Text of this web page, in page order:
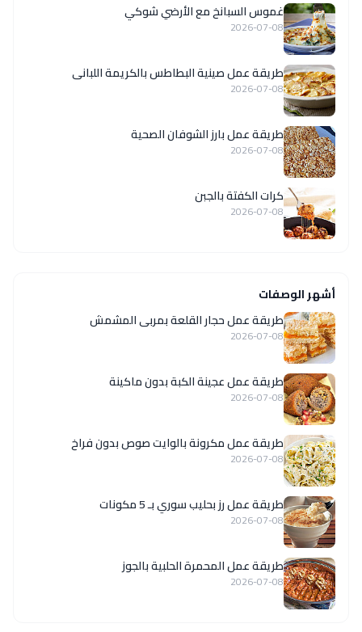
غموس السبانخ مع الأرضي شوكي
2026-07-08
طريقة عمل صينية البطاطس بالكريمة اللبانى
2026-07-08
طريقة عمل بارز الشوفان الصحية
2026-07-08
كرات الكفتة بالجبن
2026-07-08
أشهر الوصفات
طريقة عمل حجار القلعة بمربى المشمش
2026-07-08
طريقة عمل عجينة الكبة بدون ماكينة
2026-07-08
طريقة عمل مكرونة بالوايت صوص بدون فراخ
2026-07-08
طريقة عمل رز بحليب سوري بـ 5 مكونات
2026-07-08
طريقة عمل المحمرة الحلبية بالجوز
2026-07-08